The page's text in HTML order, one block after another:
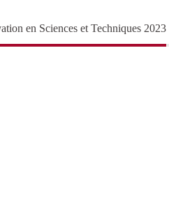
en Sciences et Techniques 2023